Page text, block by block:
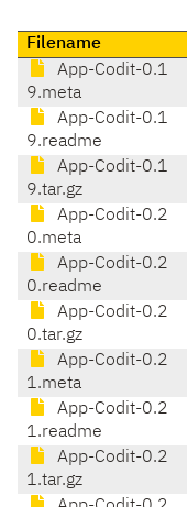
Filename
App-Codit-0.1
9.meta
App-Codit-0.1
9.readme
App-Codit-0.1
9.tar.gz
App-Codit-0.2
0.meta
App-Codit-0.2
0.readme
App-Codit-0.2
0.tar.gz
App-Codit-0.2
1.meta
App-Codit-0.2
1.readme
App-Codit-0.2
1.tar.gz